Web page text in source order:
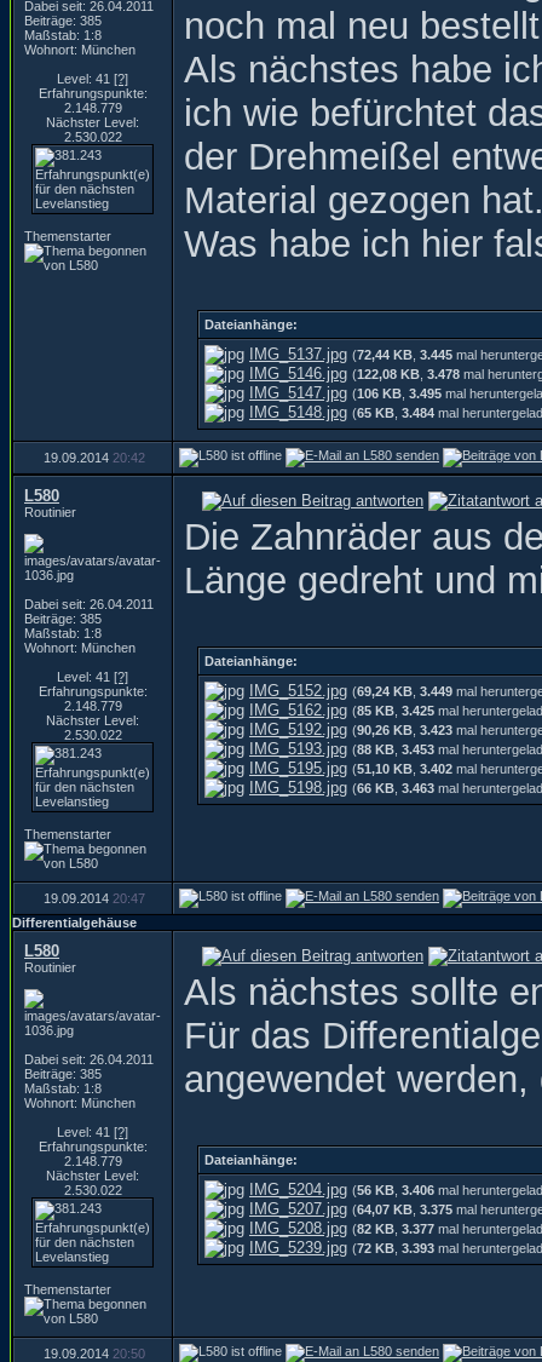
Dabei seit: 26.04.2011
Beiträge: 385
Maßstab: 1:8
Wohnort: München
Level: 41 [?]
Erfahrungspunkte:
2.148.779
Nächster Level:
2.530.022
Themenstarter
noch mal neu
Als nächstes habe
ich wie befürchtet
der Drehmeißel
Material gezogen
Was habe ich hier
Dateianhänge:
IMG_5137.jpg (72,44 KB 3.445 mal
IMG_5146.jpg (122,08 KB 3.478 mal
IMG_5147.jpg (106 KB 3.495 mal
IMG_5148.jpg (65 KB 3.484 mal
19.09.2014 20:42
L580
Routinier
Dabei seit: 26.04.2011
Beiträge: 385
Maßstab: 1:8
Wohnort: München
Level: 41 [?]
Erfahrungspunkte:
2.148.779
Nächster Level:
2.530.022
Themenstarter
Die Zahnräder aus
Länge gedreht und
Dateianhänge:
IMG_5152.jpg (69,24 KB 3.449 mal
IMG_5162.jpg (85 KB 3.425 mal
IMG_5192.jpg (90,26 KB 3.423 mal
IMG_5193.jpg (88 KB 3.453 mal
IMG_5195.jpg (51,10 KB 3.402 mal
IMG_5198.jpg (66 KB 3.463 mal
19.09.2014 20:47
Differentialgehäuse
L580
Routinier
Dabei seit: 26.04.2011
Beiträge: 385
Maßstab: 1:8
Wohnort: München
Level: 41 [?]
Erfahrungspunkte:
2.148.779
Nächster Level:
2.530.022
Themenstarter
Als nächstes sollte
Für das
angewendet
Dateianhänge:
IMG_5204.jpg (56 KB 3.406 mal
IMG_5207.jpg (64,07 KB 3.375 mal
IMG_5208.jpg (82 KB 3.377 mal
IMG_5239.jpg (72 KB 3.393 mal
19.09.2014 20:50